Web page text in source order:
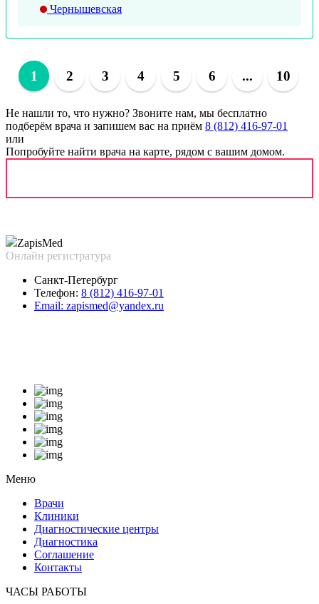
Чернышевская
1 2 3 4 5 6 ... 10
Не нашли то, что нужно? Звоните нам, мы бесплатно
подберём врача и запишем вас на приём 8 (812) 416-97-01
или
Попробуйте найти врача на карте, рядом с вашим домом.
ZapisMed
Онлайн регистратура
Санкт-Петербург
Телефон: 8 (812) 416-97-01
Email: zapismed@yandex.ru
Меню
Врачи
Клиники
Диагностические центры
Диагностика
Соглашение
Контакты
ЧАСЫ РАБОТЫ